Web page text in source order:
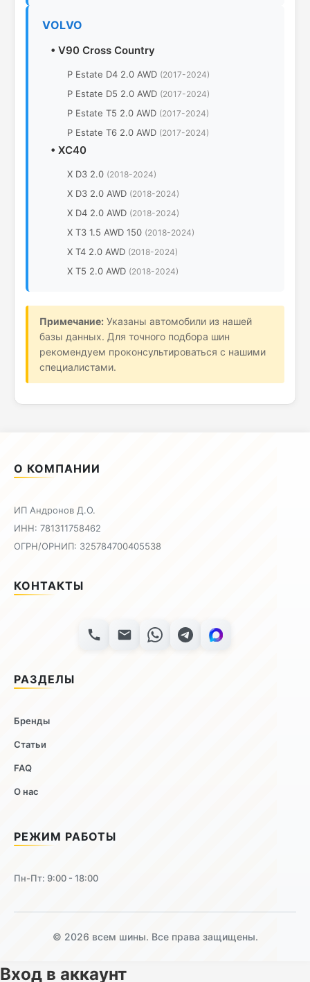
VOLVO
• V90 Cross Country
P Estate D4 2.0 AWD (2017-2024)
P Estate D5 2.0 AWD (2017-2024)
P Estate T5 2.0 AWD (2017-2024)
P Estate T6 2.0 AWD (2017-2024)
• XC40
X D3 2.0 (2018-2024)
X D3 2.0 AWD (2018-2024)
X D4 2.0 AWD (2018-2024)
X T3 1.5 AWD 150 (2018-2024)
X T4 2.0 AWD (2018-2024)
X T5 2.0 AWD (2018-2024)
Примечание: Указаны автомобили из нашей
базы данных. Для точного подбора шин
рекомендуем проконсультироваться с нашими
специалистами.
О КОМПАНИИ
ИП Андронов Д.О.
ИНН: 781311758462
ОГРН/ОРНИП: 325784700405538
КОНТАКТЫ
РАЗДЕЛЫ
Бренды
Статьи
FAQ
О нас
РЕЖИМ РАБОТЫ
Пн-Пт: 9:00 - 18:00
© 2026 всем шины. Все права защищены.
Вход в аккаунт